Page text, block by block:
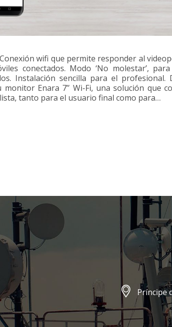
wifi que permite responder al
conectados. Modo ‘No molestar’,
Instalación sencilla para el profesional.
Enara 7’’ Wi-Fi, una solución que
tanto para el usuario final como para…
Príncipe